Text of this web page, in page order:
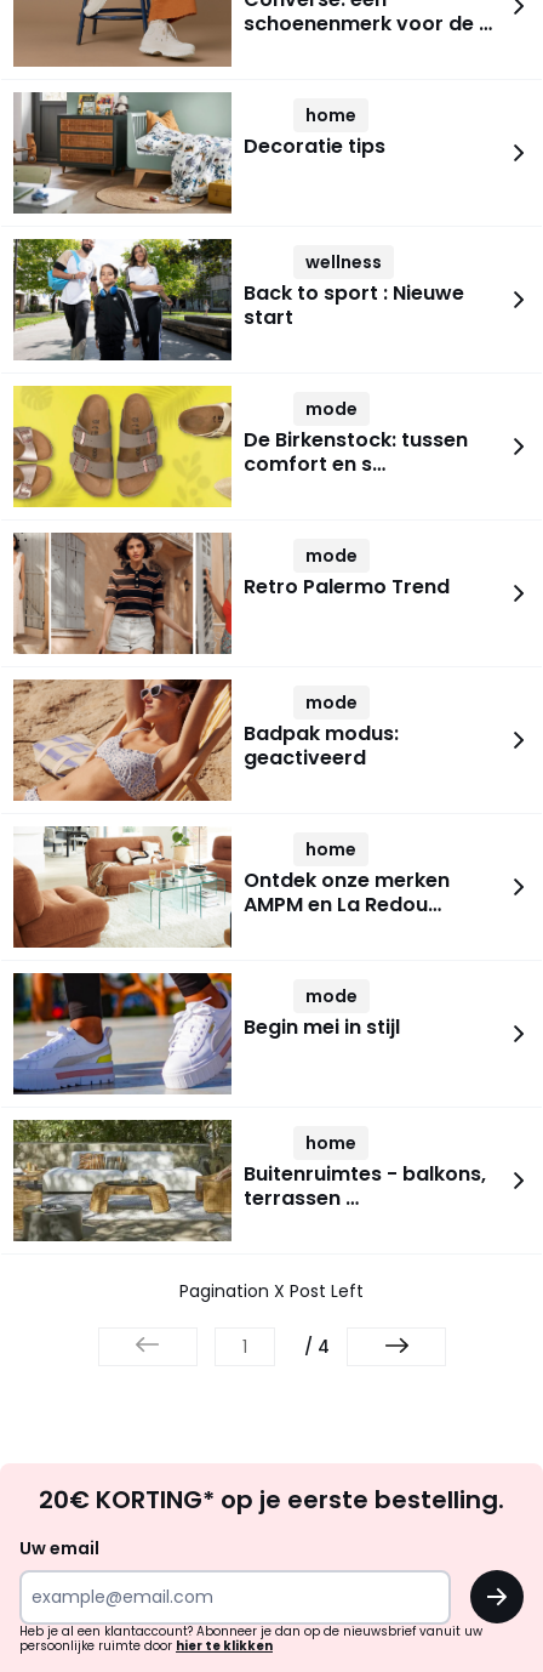
schoenenmerk voor de …
home
Decoratie tips
wellness
Back to sport : Nieuwe
start
mode
De Birkenstock: tussen
comfort en s…
mode
Retro Palermo Trend
mode
Badpak modus:
geactiveerd
home
Ontdek onze merken
AMPM en La Redou…
mode
Begin mei in stijl
home
Buitenruimtes - balkons,
terrassen …
Pagination X Post Left
/ 4
zoek
inspiratie
verrassingen?
20€ KORTING* op je eerste bestelling.
Uw email
OK
Heb je al een klantaccount? Abonneer je dan op de nieuwsbrief vanuit uw
persoonlijke ruimte door hier te klikken